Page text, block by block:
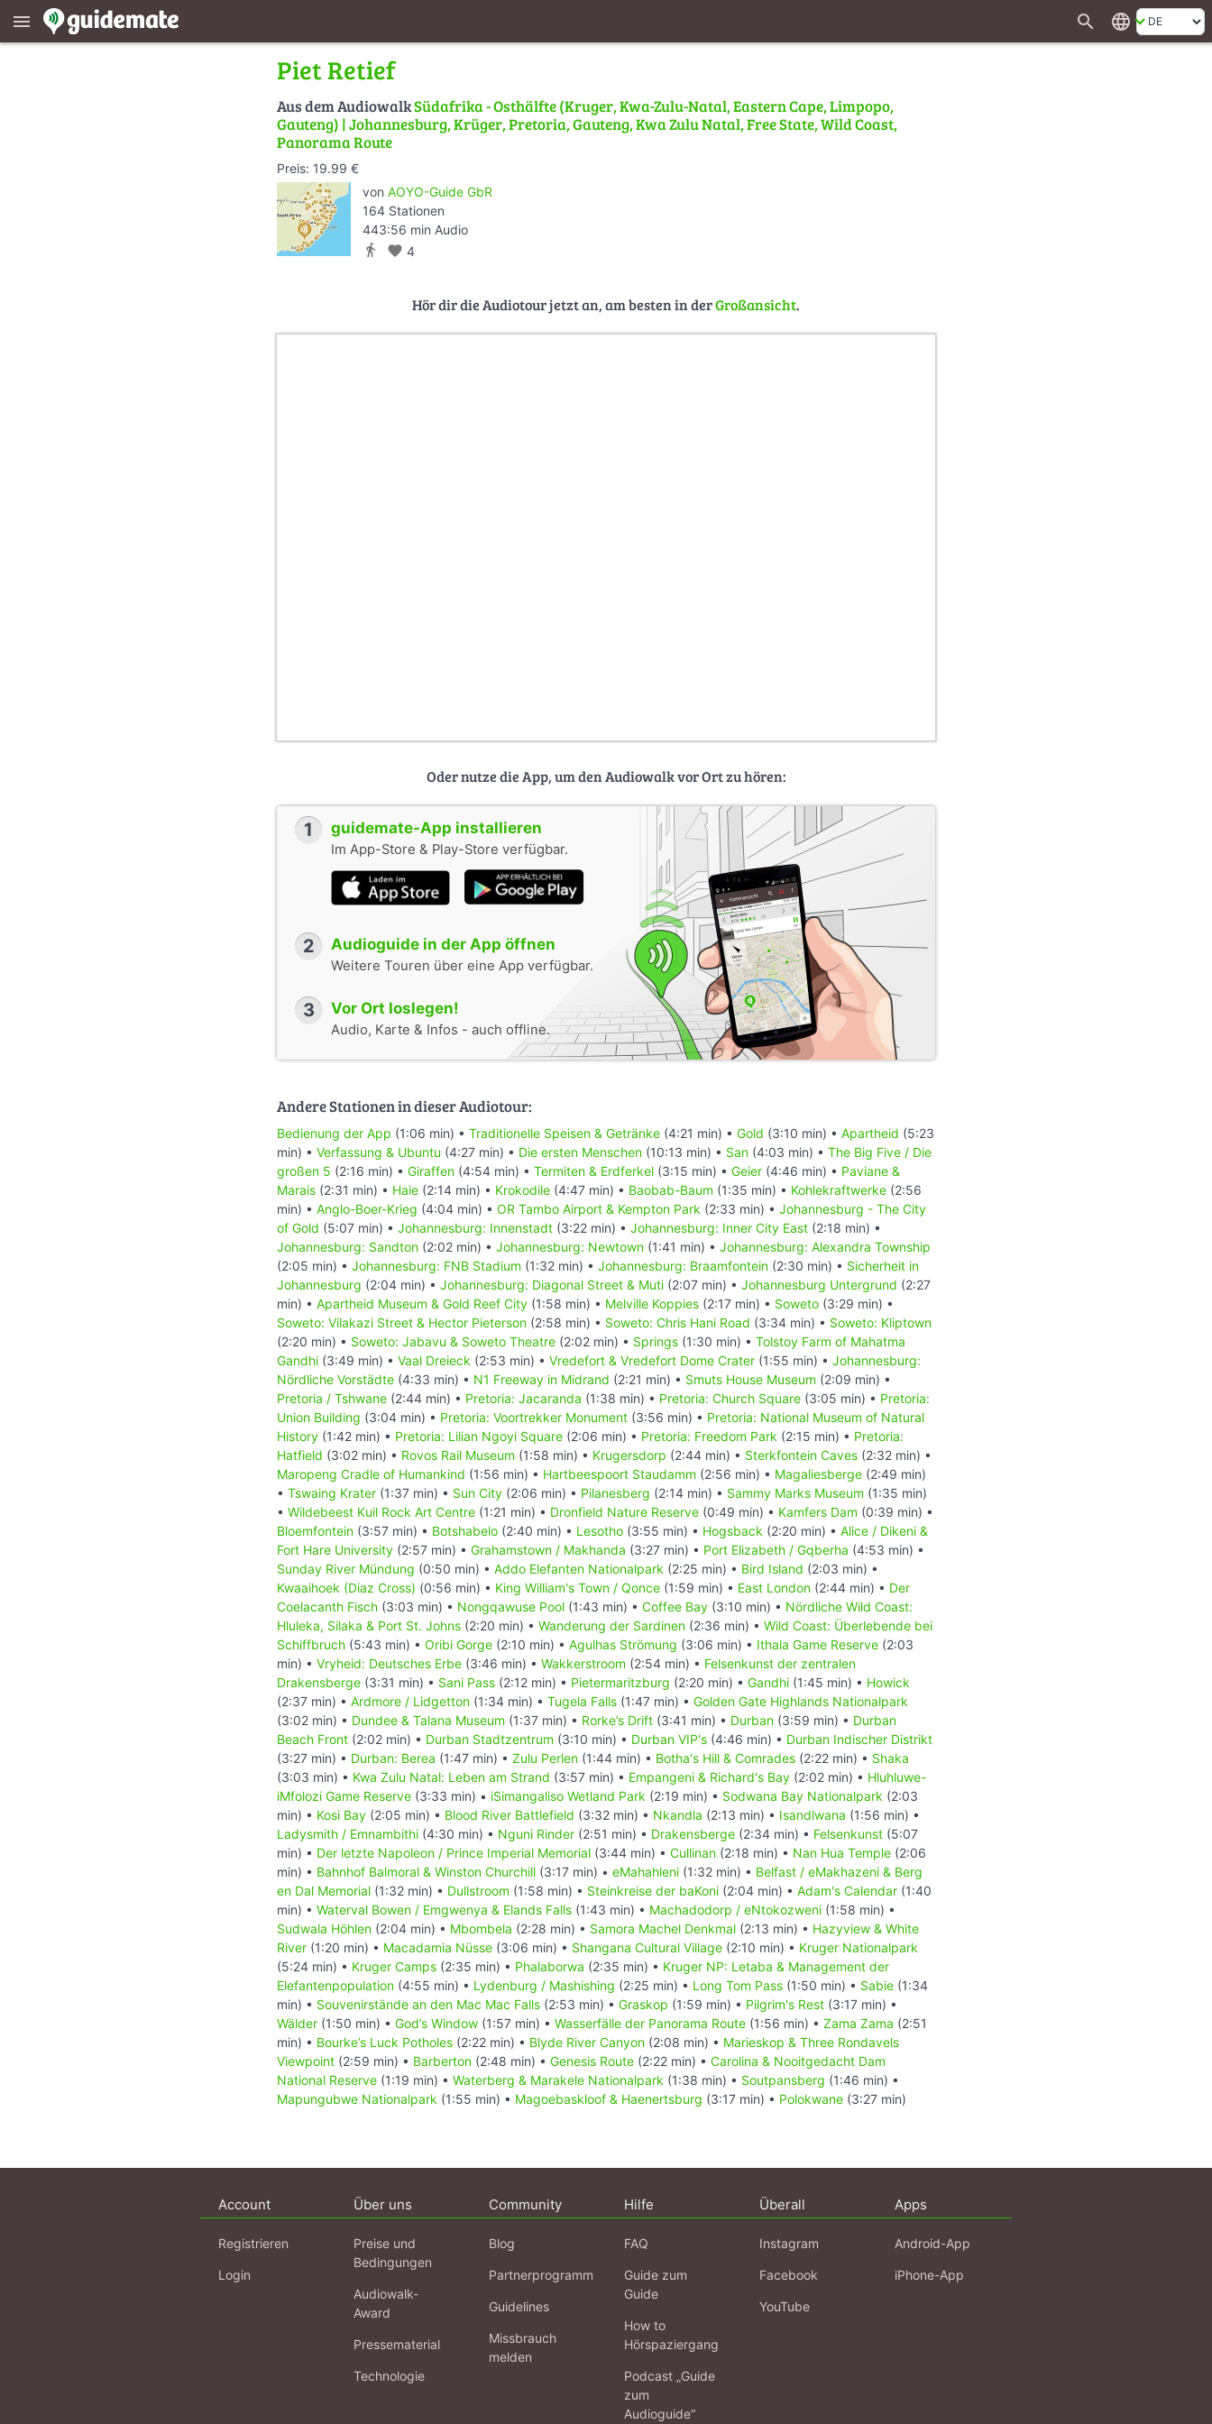
menu search language
Piet Retief
Aus dem AudiowalkSüdafrika - Osthälfte (Kruger, Kwa-Zulu-Natal, Eastern Cape, Limpopo,
Gauteng) | Johannesburg, Krüger, Pretoria, Gauteng, Kwa Zulu Natal, Free State, Wild Coast,
Panorama Route
Preis: 19.99 €
von AOYO-Guide GbR
164 Stationen
443:56 min Audio
directions_walk favorite 4
Hör dir die Audiotour jetzt an, am besten in derGroßansicht.
Oder nutze die App, um den Audiowalk vor Ort zu hören:
1 guidemate-App installieren
Im App-Store & Play-Store verfügbar.
2 Audioguide in der App öffnen
Weitere Touren über eine App verfügbar.
3 Vor Ort loslegen!
Audio, Karte & Infos - auch offline.
Andere Stationen in dieser Audiotour:
Bedienung der App (1:06 min) • Traditionelle Speisen & Getränke (4:21 min) • Gold (3:10 min) • Apartheid (5:23
min) • Verfassung & Ubuntu (4:27 min) • Die ersten Menschen (10:13 min) • San (4:03 min) • The Big Five / Die
großen 5 (2:16 min) • Giraffen (4:54 min) • Termiten & Erdferkel (3:15 min) • Geier (4:46 min) • Paviane &
Marais (2:31 min) • Haie (2:14 min) • Krokodile (4:47 min) • Baobab-Baum (1:35 min) • Kohlekraftwerke (2:56
min) • Anglo-Boer-Krieg (4:04 min) • OR Tambo Airport & Kempton Park (2:33 min) • Johannesburg - The City
of Gold (5:07 min) • Johannesburg: Innenstadt (3:22 min) • Johannesburg: Inner City East (2:18 min) •
Johannesburg: Sandton (2:02 min) • Johannesburg: Newtown (1:41 min) • Johannesburg: Alexandra Township
(2:05 min) • Johannesburg: FNB Stadium (1:32 min) • Johannesburg: Braamfontein (2:30 min) • Sicherheit in
Johannesburg (2:04 min) • Johannesburg: Diagonal Street & Muti (2:07 min) • Johannesburg Untergrund (2:27
min) • Apartheid Museum & Gold Reef City (1:58 min) • Melville Koppies (2:17 min) • Soweto (3:29 min) •
Soweto: Vilakazi Street & Hector Pieterson (2:58 min) • Soweto: Chris Hani Road (3:34 min) • Soweto: Kliptown
(2:20 min) • Soweto: Jabavu & Soweto Theatre (2:02 min) • Springs (1:30 min) • Tolstoy Farm of Mahatma
Gandhi (3:49 min) • Vaal Dreieck (2:53 min) • Vredefort & Vredefort Dome Crater (1:55 min) • Johannesburg:
Nördliche Vorstädte (4:33 min) • N1 Freeway in Midrand (2:21 min) • Smuts House Museum (2:09 min) •
Pretoria / Tshwane (2:44 min) • Pretoria: Jacaranda (1:38 min) • Pretoria: Church Square (3:05 min) • Pretoria:
Union Building (3:04 min) • Pretoria: Voortrekker Monument (3:56 min) • Pretoria: National Museum of Natural
History (1:42 min) • Pretoria: Lilian Ngoyi Square (2:06 min) • Pretoria: Freedom Park (2:15 min) • Pretoria:
Hatfield (3:02 min) • Rovos Rail Museum (1:58 min) • Krugersdorp (2:44 min) • Sterkfontein Caves (2:32 min) •
Maropeng Cradle of Humankind (1:56 min) • Hartbeespoort Staudamm (2:56 min) • Magaliesberge (2:49 min)
• Tswaing Krater (1:37 min) • Sun City (2:06 min) • Pilanesberg (2:14 min) • Sammy Marks Museum (1:35 min)
• Wildebeest Kuil Rock Art Centre (1:21 min) • Dronfield Nature Reserve (0:49 min) • Kamfers Dam (0:39 min) •
Bloemfontein (3:57 min) • Botshabelo (2:40 min) • Lesotho (3:55 min) • Hogsback (2:20 min) • Alice / Dikeni &
Fort Hare University (2:57 min) • Grahamstown / Makhanda (3:27 min) • Port Elizabeth / Gqberha (4:53 min) •
Sunday River Mündung (0:50 min) • Addo Elefanten Nationalpark (2:25 min) • Bird Island (2:03 min) •
Kwaaihoek (Diaz Cross) (0:56 min) • King William's Town / Qonce (1:59 min) • East London (2:44 min) • Der
Coelacanth Fisch (3:03 min) • Nongqawuse Pool (1:43 min) • Coffee Bay (3:10 min) • Nördliche Wild Coast:
Hluleka, Silaka & Port St. Johns (2:20 min) • Wanderung der Sardinen (2:36 min) • Wild Coast: Überlebende bei
Schiffbruch (5:43 min) • Oribi Gorge (2:10 min) • Agulhas Strömung (3:06 min) • Ithala Game Reserve (2:03
min) • Vryheid: Deutsches Erbe (3:46 min) • Wakkerstroom (2:54 min) • Felsenkunst der zentralen
Drakensberge (3:31 min) • Sani Pass (2:12 min) • Pietermaritzburg (2:20 min) • Gandhi (1:45 min) • Howick
(2:37 min) • Ardmore / Lidgetton (1:34 min) • Tugela Falls (1:47 min) • Golden Gate Highlands Nationalpark
(3:02 min) • Dundee & Talana Museum (1:37 min) • Rorke’s Drift (3:41 min) • Durban (3:59 min) • Durban
Beach Front (2:02 min) • Durban Stadtzentrum (3:10 min) • Durban VIP's (4:46 min) • Durban Indischer Distrikt
(3:27 min) • Durban: Berea (1:47 min) • Zulu Perlen (1:44 min) • Botha's Hill & Comrades (2:22 min) • Shaka
(3:03 min) • Kwa Zulu Natal: Leben am Strand (3:57 min) • Empangeni & Richard's Bay (2:02 min) • Hluhluwe-
iMfolozi Game Reserve (3:33 min) • iSimangaliso Wetland Park (2:19 min) • Sodwana Bay Nationalpark (2:03
min) • Kosi Bay (2:05 min) • Blood River Battlefield (3:32 min) • Nkandla (2:13 min) • Isandlwana (1:56 min) •
Ladysmith / Emnambithi (4:30 min) • Nguni Rinder (2:51 min) • Drakensberge (2:34 min) • Felsenkunst (5:07
min) • Der letzte Napoleon / Prince Imperial Memorial (3:44 min) • Cullinan (2:18 min) • Nan Hua Temple (2:06
min) • Bahnhof Balmoral & Winston Churchill (3:17 min) • eMahahleni (1:32 min) • Belfast / eMakhazeni & Berg
en Dal Memorial (1:32 min) • Dullstroom (1:58 min) • Steinkreise der baKoni (2:04 min) • Adam's Calendar (1:40
min) • Waterval Bowen / Emgwenya & Elands Falls (1:43 min) • Machadodorp / eNtokozweni (1:58 min) •
Sudwala Höhlen (2:04 min) • Mbombela (2:28 min) • Samora Machel Denkmal (2:13 min) • Hazyview & White
River (1:20 min) • Macadamia Nüsse (3:06 min) • Shangana Cultural Village (2:10 min) • Kruger Nationalpark
(5:24 min) • Kruger Camps (2:35 min) • Phalaborwa (2:35 min) • Kruger NP: Letaba & Management der
Elefantenpopulation (4:55 min) • Lydenburg / Mashishing (2:25 min) • Long Tom Pass (1:50 min) • Sabie (1:34
min) • Souvenirstände an den Mac Mac Falls (2:53 min) • Graskop (1:59 min) • Pilgrim's Rest (3:17 min) •
Wälder (1:50 min) • God’s Window (1:57 min) • Wasserfälle der Panorama Route (1:56 min) • Zama Zama (2:51
min) • Bourke’s Luck Potholes (2:22 min) • Blyde River Canyon (2:08 min) • Marieskop & Three Rondavels
Viewpoint (2:59 min) • Barberton (2:48 min) • Genesis Route (2:22 min) • Carolina & Nooitgedacht Dam
National Reserve (1:19 min) • Waterberg & Marakele Nationalpark (1:38 min) • Soutpansberg (1:46 min) •
Mapungubwe Nationalpark (1:55 min) • Magoebaskloof & Haenertsburg (3:17 min) • Polokwane (3:27 min)
Account
Registrieren
Login
Über uns
Preise und
Bedingungen
Audiowalk-
Award
Pressematerial
Technologie
Community
Blog
Partnerprogramm
Guidelines
Missbrauch
melden
Hilfe
FAQ
Guide zum
Guide
How to
Hörspaziergang
Podcast „Guide
zum
Audioguide“
Überall
Instagram
Facebook
YouTube
Apps
Android-App
iPhone-App